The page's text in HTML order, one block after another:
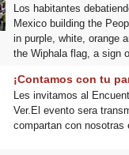
Los habitantes
Mexico building the
in purple, white, orange
the Wiphala flag, a sign
¡Contamos con tu
Les invitamos al
Ver.El evento sera
compartan con nosotras